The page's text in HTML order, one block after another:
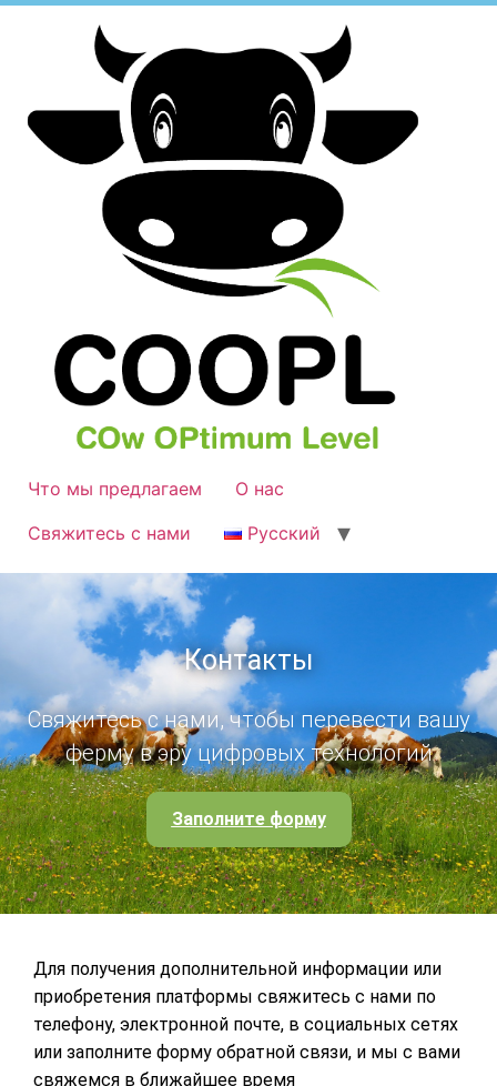
Что мы предлагаем
О нас
Свяжитесь с нами
Русский
Контакты
Свяжитесь с нами, чтобы перевести вашу
ферму в эру цифровых технологий
Заполните форму
Для получения дополнительной информации или
приобретения платформы свяжитесь с нами по
телефону, электронной почте, в социальных сетях
или заполните форму обратной связи, и мы с вами
свяжемся в ближайшее время